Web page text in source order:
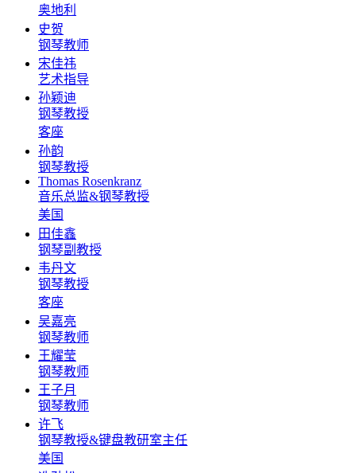
奥地利
史贺
钢琴教师
宋佳祎
艺术指导
孙颖迪
钢琴教授
客座
孙韵
钢琴教授
Thomas Rosenkranz
音乐总监&钢琴教授
美国
田佳鑫
钢琴副教授
韦丹文
钢琴教授
客座
吴嘉亮
钢琴教师
王耀莹
钢琴教师
王子月
钢琴教师
许飞
钢琴教授&键盘教研室主任
美国